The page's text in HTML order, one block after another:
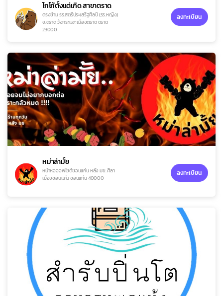
โกโก้ตั้งแต่เกิด สาขาตราด
ตรงข้าม รร.สตรีประเสริฐศิลป์ (รร.หญิง)
จ.ตราด วังกระแจะ เมืองตราด ตราด
23000
ลงทะเบียน
หม่าล่ามั้ย
หน้าหอออฟไซต์ขอนแก่น หลัง มข. ศิลา
เมืองขอนแก่น ขอนแก่น 40000
ลงทะเบียน